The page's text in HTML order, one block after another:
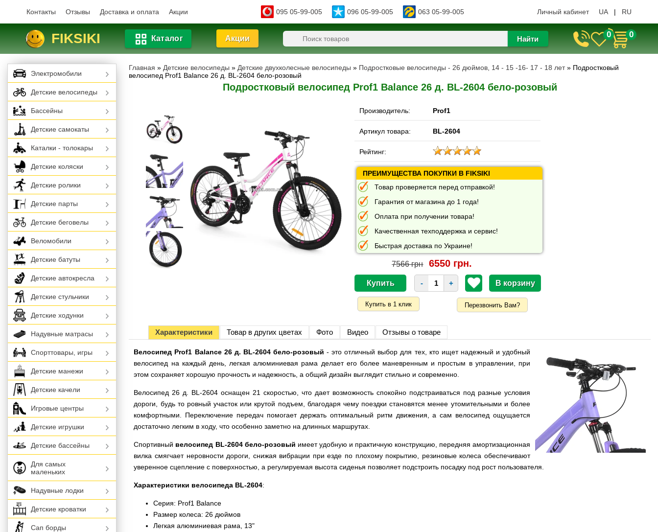
Контакты Отзывы Доставка и оплата Акции 095 05-99-005 096 05-99-005 063 05-99-005 Личный кабинет UA | RU
FIKSIKI Каталог Акции Найти 0 0
Главная » Детские велосипеды » Детские двухколесные велосипеды » Подростковые велосипеды - 26 дюймов, 14 - 15 -16- 17 - 18 лет » Подростковый
велосипед Prof1 Balance 26 д. BL-2604 бело-розовый
Подростковый велосипед Prof1 Balance 26 д. BL-2604 бело-розовый
Производитель: Prof1
Артикул товара: BL-2604
Рейтинг:
ПРЕИМУЩЕСТВА ПОКУПКИ В FIKSIKI
Товар проверяется перед отправкой!
Гарантия от магазина до 1 года!
Оплата при получении товара!
Качественная техподдержка и сервис!
Быстрая доставка по Украине!
7566 грн 6550 грн.
- +
Перезвонить Вам?
Характеристики Товар в других цветах Фото Видео Отзывы о товаре
Велосипед Prof1 Balance 26 д. BL-2604 бело-розовый - это отличный выбор для тех, кто ищет надежный и удобный
велосипед на каждый день, легкая алюминиевая рама делает его более маневренным и простым в управлении, при
этом сохраняет хорошую прочность и надежность, а общий дизайн выглядит стильно и современно.
Велосипед 26 д. BL-2604 оснащен 21 скоростью, что дает возможность спокойно подстраиваться под разные условия
дороги, будь то ровный участок или крутой подъем, благодаря чему поездки становятся менее утомительными и более
комфортными. Переключение передач помогает держать оптимальный ритм движения, а сам велосипед ощущается
достаточно легким в ходу, что особенно заметно на длинных маршрутах.
Спортивный велосипед BL-2604 бело-розовый имеет удобную и практичную конструкцию, передняя амортизационная
вилка смягчает неровности дороги, снижая вибрации при езде по плохому покрытию, резиновые колеса обеспечивают
уверенное сцепление с поверхностью, а регулируемая высота сиденья позволяет подстроить посадку под рост пользователя.
Характеристики велосипеда BL-2604:
Серия: Prof1 Balance
Размер колеса: 26 дюймов
Легкая алюминиевая рама, 13"
Электромобили
Детские велосипеды
Бассейны
Детские самокаты
Каталки - толокары
Детские коляски
Детские ролики
Детские парты
Детские беговелы
Веломобили
Детские батуты
Детские автокресла
Детские стульчики
Детские ходунки
Надувные матрасы
Спорттовары, игры
Детские манежи
Детские качели
Игровые центры
Детские игрушки
Детские бассейны
Для самых
маленьких
Надувные лодки
Детские кроватки
Сап борды